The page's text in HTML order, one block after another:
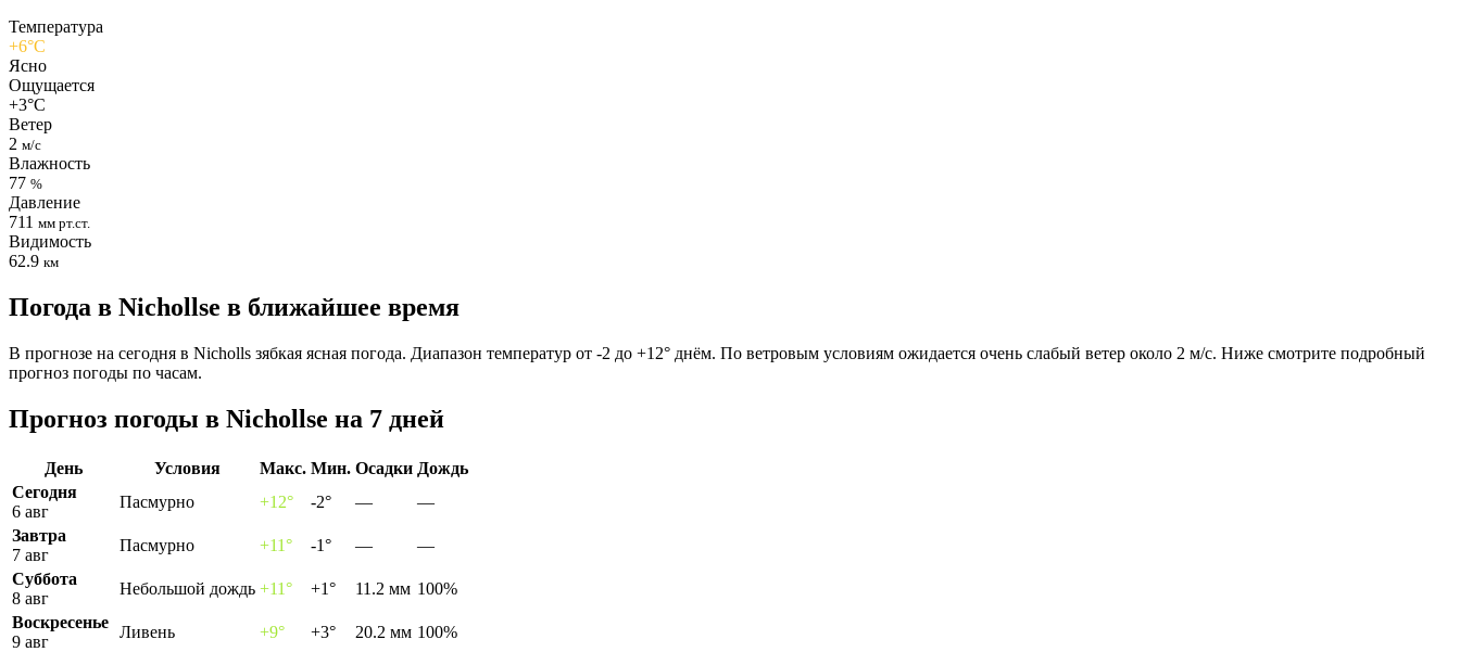
Температура
+6°C
Ясно
Ощущается
+3°C
Ветер
2 м/с
Влажность
77 %
Давление
711 мм рт.ст.
Видимость
62.9 км
Погода в Nichollsе в ближайшее время
В прогнозе на сегодня в Nicholls зябкая ясная погода. Диапазон температур от -2 до +12° днём. По ветровым условиям ожидается очень слабый ветер около 2 м/с. Ниже смотрите подробный
прогноз погоды по часам.
Прогноз погоды в Nichollsе на 7 дней
День Условия Макс. Мин. Осадки Дождь
Сегодня
6 авг
Пасмурно +12° -2° —
—
Завтра
7 авг
Пасмурно +11° -1° —
—
Суббота
8 авг
Небольшой дождь +11° +1° 11.2 мм 100%
Воскресенье
9 авг
Ливень +9° +3° 20.2 мм 100%